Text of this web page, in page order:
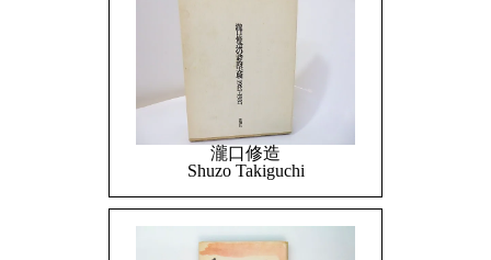
瀧口修造
Shuzo Takiguchi